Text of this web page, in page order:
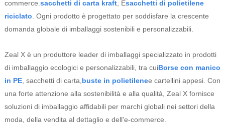
commerce. sacchetti di carta kraft, Esacchetti di polietilene
riciclato . Ogni prodotto è progettato per soddisfare la crescente
domanda globale di imballaggi sostenibili e personalizzabili.
Zeal X è un produttore leader di imballaggi specializzato in prodotti
di imballaggio ecologici e personalizzabili, tra cuiBorse con manico
in PE, sacchetti di carta, buste in polietilenee cartellini appesi. Con
una forte attenzione alla sostenibilità e alla qualità, Zeal X fornisce
soluzioni di imballaggio affidabili per marchi globali nei settori della
moda, della vendita al dettaglio e dell'e-commerce.